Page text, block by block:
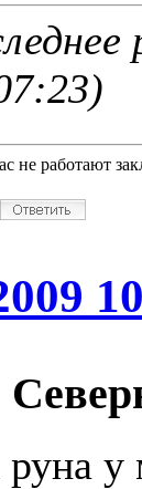
не работают
у